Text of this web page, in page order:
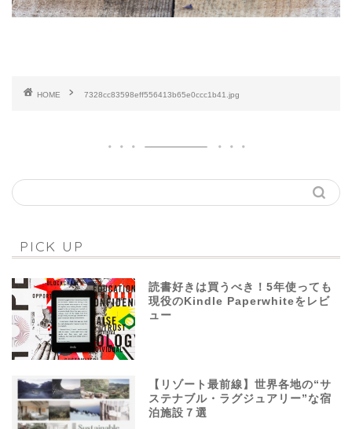
HOME 7328cc83598eff556413b65e0ccc1b41.jpg
PICK UP
読書好きは買うべき！5年使っても
現役のKindle Paperwhiteをレビ
ュー
【リゾート最前線】世界各地の“サ
ステナブル・ラグジュアリー”な宿
泊施設７選